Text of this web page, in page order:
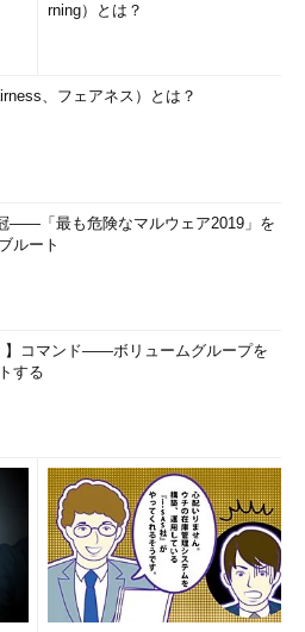
rning）とは？
、フェアネス）とは？
――「最も危険なマルウェア2019」を
ルート
】コマンド――ボリュームグループを
する